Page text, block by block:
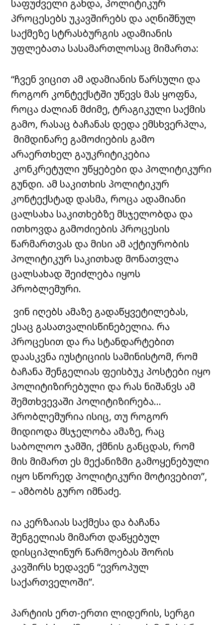
საფუძველი გახდა, პოლიტიკურ
პროცესებს უკავშირებს და აღნიშნულ
საქმეზე სტრასბურგის ადამიანის
უფლებათა სასამართლოსაც მიმართა:
“ჩვენ ვიცით ამ ადამიანის წარსული და
როგორ კონტექსტში უწევს მას ყოფნა,
როცა ძალიან მძიმე, ტრაგიკული საქმის
გამო, რასაც ბაჩანას დედა ემსხვერპლა,
მიმდინარე გამოძიების გამო
არაერთხელ გაუკრიტიკებია
კონკრეტული უწყებები და პოლიტიკური
გუნდი. ამ საკითხის პოლიტიკურ
კონტექსტად დასმა, როცა ადამიანი
ცალსახა საკითხებზე მსჯელობდა და
ითხოვდა გამოძიების პროცესის
წარმართვას და მისი ამ აქტიურობის
პოლიტიკურ საკითხად მონათვლა
ცალსახად შეიძლება იყოს
პრობლემური.
ვინ იღებს ამაზე გადაწყვეტილებას,
ესაც გასათვალისწინებელია. რა
პროცესით და რა სტანდარტებით
დაასკვნა იუსტიციის სამინისტომ, რომ
ბაჩანა შენგელიას ფეისბუკ პოსტები იყო
პოლიტიზირებული და რას ნიშანვს ამ
შემთხვევაში პოლიტიზირება…
პრობლემურია ისიც, თუ როგორ
მიდიოდა მსჯელობა ამაზე, რაც
საბოლოო ჯამში, ქმნის განცდას, რომ
მის მიმართ ეს მექანიზმი გამოყენებული
იყო სწორედ პოლიტიკური მოტივებით”,
– ამბობს გურო იმნაძე.
ია კერზაიას საქმესა და ბაჩანა
შენგელიას მიმართ დაწყებულ
დისციპლინურ წარმოებას შორის
კავშირს ხედავენ “ევროპულ
საქართველოში”.
პარტიის ერთ-ერთი ლიდერის, სერგი